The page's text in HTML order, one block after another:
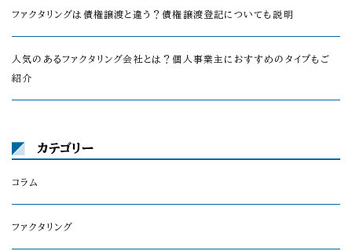
ファクタリングは債権譲渡と違う？債権譲渡登記についても説明
人気のあるファクタリング会社とは？個人事業主におすすめのタイプもご
紹介
カテゴリー
コラム
ファクタリング